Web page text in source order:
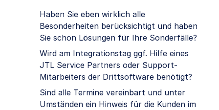
Haben Sie eben wirklich alle
Besonderheiten berücksichtigt und haben
Sie schon Lösungen für Ihre Sonderfälle?
Wird am Integrationstag ggf. Hilfe eines
JTL Service Partners oder Support-
Mitarbeiters der Drittsoftware benötigt?
Sind alle Termine vereinbart und unter
Umständen ein Hinweis für die Kunden im